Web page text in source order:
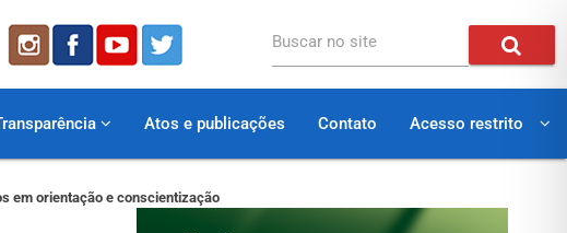
Buscar no site
Atos e publicações Contato Acesso restrito
em orientação e conscientização